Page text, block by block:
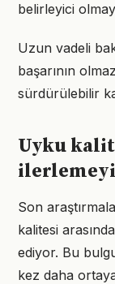
belirleyici
Uzun vadeli
başarının
sürdürülebilir
Uyku
Son
kalitesi
ediyor. Bu
kez daha